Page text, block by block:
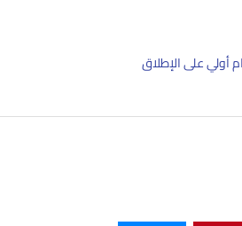
أولي على الإطلاق